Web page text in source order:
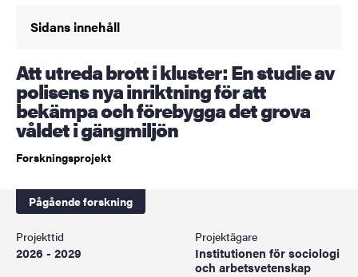
Sidans innehåll
Att utreda brott i kluster: En studie av
polisens nya inriktning för att
bekämpa och förebygga det grova
våldet i gängmiljön
Forskningsprojekt
Pågående forskning
Projekttid
2026 - 2029
Projektägare
Institutionen för sociologi
och arbetsvetenskap